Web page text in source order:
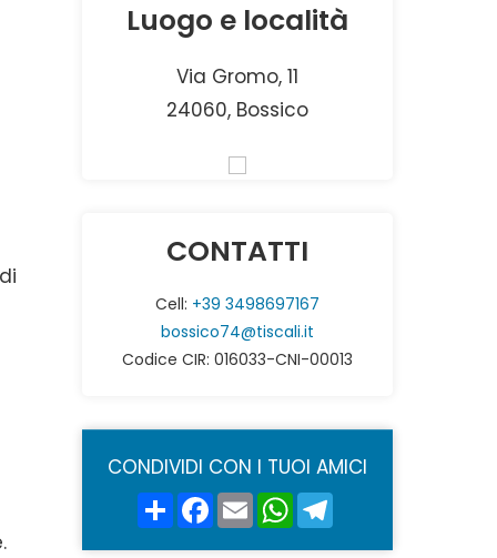
Luogo e località
Via Gromo, 11
24060, Bossico
CONTATTI
Cell: +39 3498697167
bossico74@tiscali.it
Codice CIR: 016033-CNI-00013
CONDIVIDI CON I TUOI AMICI
ShareFacebook
EmailWhatsApp
Telegram